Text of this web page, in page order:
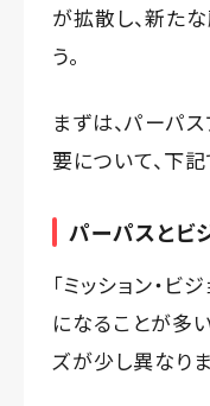
が拡散し、新た
う。
まずは、パーパ
要について、下記
パーパスとビ
「ミッション・ビ
になることが多
ズが少し異なりま